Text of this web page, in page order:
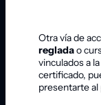
Otra vía de
regladao
vinculados a
certificado,
presentarte al